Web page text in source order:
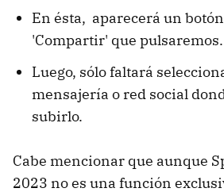
En ésta, aparecerá un
'Compartir' que pulsaremos.
Luego, sólo faltará
mensajería o red social
subirlo.
Cabe mencionar que aunque
2023 no es una función